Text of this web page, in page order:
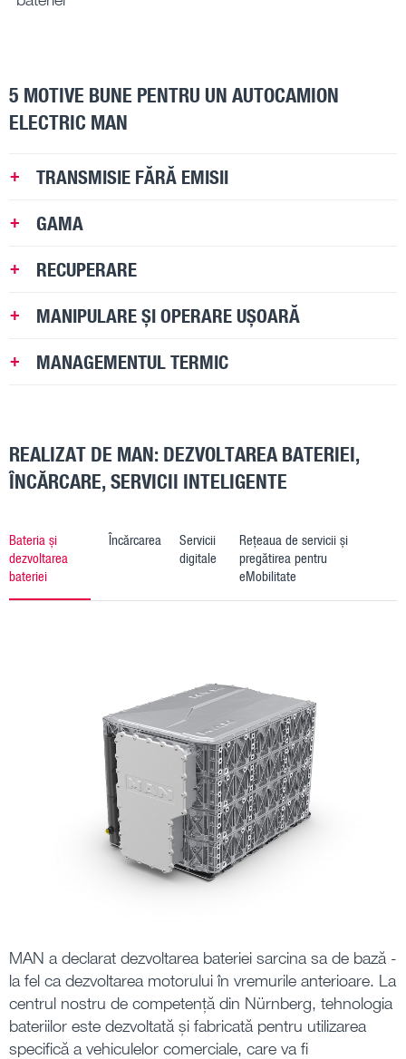
5 MOTIVE BUNE PENTRU UN AUTOCAMION
ELECTRIC MAN
TRANSMISIE FĂRĂ EMISII
GAMA
RECUPERARE
MANIPULARE ȘI OPERARE UȘOARĂ
MANAGEMENTUL TERMIC
REALIZAT DE MAN: DEZVOLTAREA BATERIEI,
ÎNCĂRCARE, SERVICII INTELIGENTE
Bateria și
dezvoltarea
bateriei
Încărcarea
Servicii
digitale
Rețeaua de servicii și
pregătirea pentru
eMobilitate
MAN a declarat dezvoltarea bateriei sarcina sa de bază -
la fel ca dezvoltarea motorului în vremurile anterioare. La
centrul nostru de competență din Nürnberg, tehnologia
bateriilor este dezvoltată și fabricată pentru utilizarea
specifică a vehiculelor comerciale, care va fi